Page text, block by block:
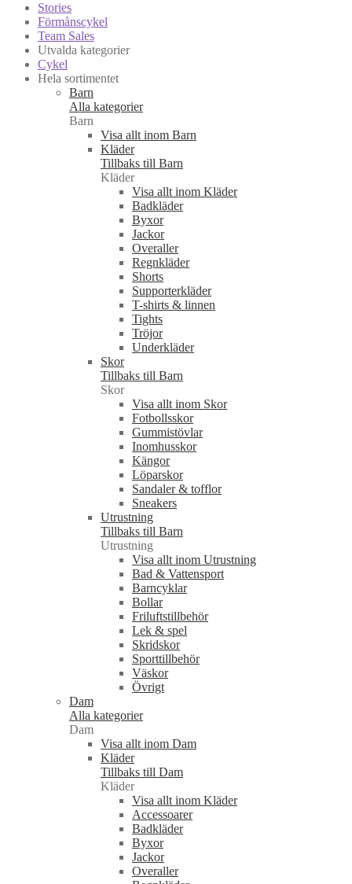
Stories
Förmånscykel
Team Sales
Utvalda kategorier
Cykel
Hela sortimentet
Barn
Alla kategorier
Barn
Visa allt inom Barn
Kläder
Tillbaks till Barn
Kläder
Visa allt inom Kläder
Badkläder
Byxor
Jackor
Overaller
Regnkläder
Shorts
Supporterkläder
T-shirts & linnen
Tights
Tröjor
Underkläder
Skor
Tillbaks till Barn
Skor
Visa allt inom Skor
Fotbollsskor
Gummistövlar
Inomhusskor
Kängor
Löparskor
Sandaler & tofflor
Sneakers
Utrustning
Tillbaks till Barn
Utrustning
Visa allt inom Utrustning
Bad & Vattensport
Barncyklar
Bollar
Friluftstillbehör
Lek & spel
Skridskor
Sporttillbehör
Väskor
Övrigt
Dam
Alla kategorier
Dam
Visa allt inom Dam
Kläder
Tillbaks till Dam
Kläder
Visa allt inom Kläder
Accessoarer
Badkläder
Byxor
Jackor
Overaller